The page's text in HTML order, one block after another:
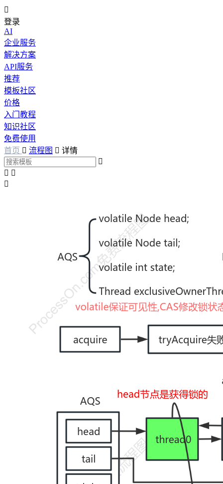

登录
AI
企业服务
解决方案
API服务
推荐
模板社区
价格
入门教程
知识社区
免费使用
首页  流程图  详情

 
